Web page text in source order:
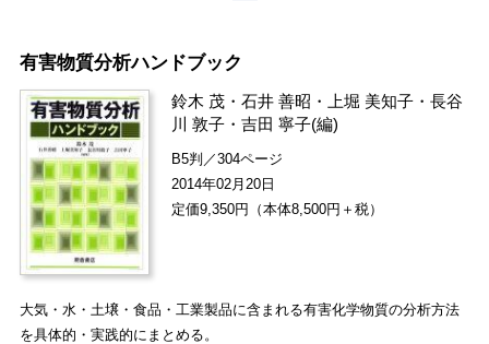
有害物質分析ハンドブック
鈴木 茂 ・石井 善昭 ・ 上堀 美知子 ・長谷
川 敦子 ・吉田 寧子(編)
B5判／304ページ
2014年02月20日
定価9,350円（本体8,500円＋税）
大気・水・土壌・食品・工業製品に含まれる有害化学物質の分析方法
を具体的・実践的にまとめる。